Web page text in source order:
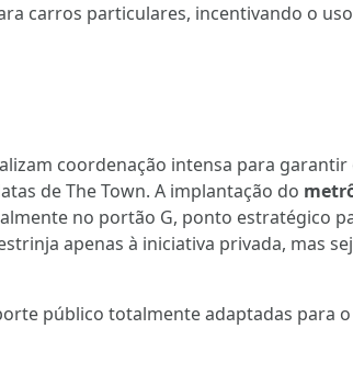
carros particulares, incentivando o uso
coordenação intensa para garantir
de The Town. A implantação do
no portão G, ponto estratégico
apenas à iniciativa privada, mas
público totalmente adaptadas para o